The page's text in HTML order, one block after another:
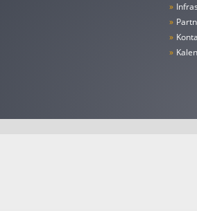
»
»
»
»